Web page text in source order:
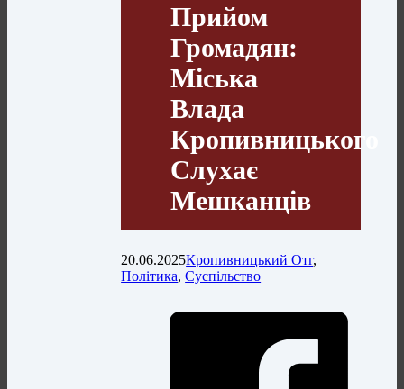
Прийом
Громадян:
Міська
Влада
Кропивницького
Слухає
Мешканців
20.06.2025Кропивницький Отг,
Політика,Суспільство